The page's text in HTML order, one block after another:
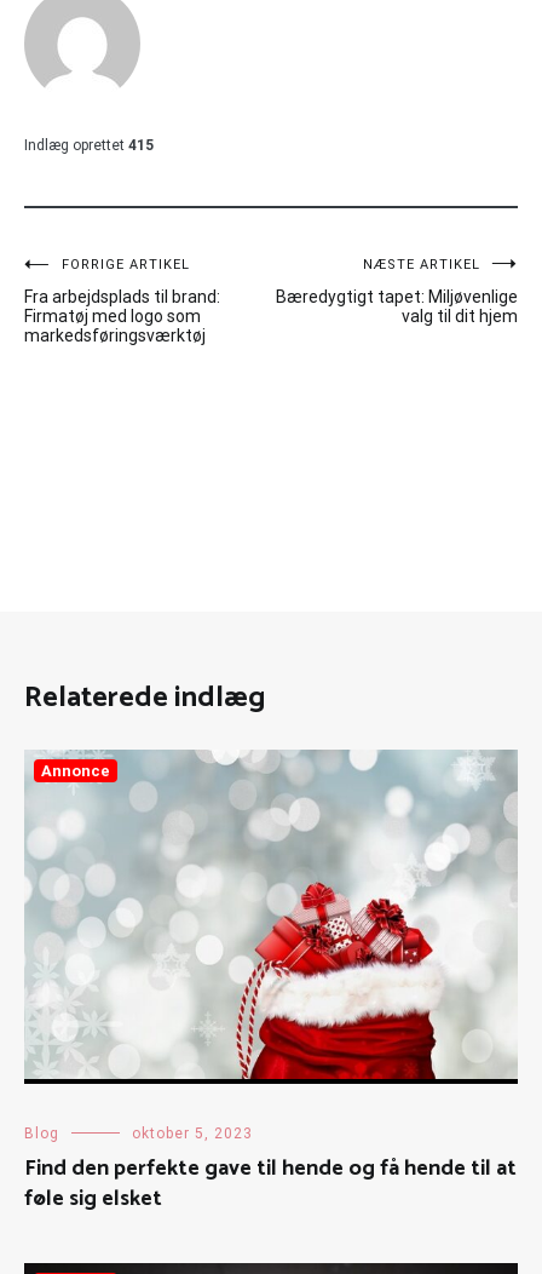
Indlæg oprettet 415
Indlægsnavigation
FORRIGE ARTIKEL
Fra arbejdsplads til brand:
Firmatøj med logo som
markedsføringsværktøj
NÆSTE ARTIKEL
Bæredygtigt tapet: Miljøvenlige
valg til dit hjem
Relaterede indlæg
Annonce
Blog oktober 5, 2023
Find den perfekte gave til hende og få hende til at
føle sig elsket